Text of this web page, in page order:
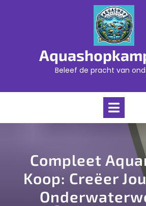
Beleef de pracht van
Open
Compleet
Koop: Creëer